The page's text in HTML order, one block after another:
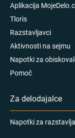
Aplikacija
Tloris
Razstavljavci
Aktivnosti na sejmu
Napotki za
Pomoč
Za delodajalce
Napotki za